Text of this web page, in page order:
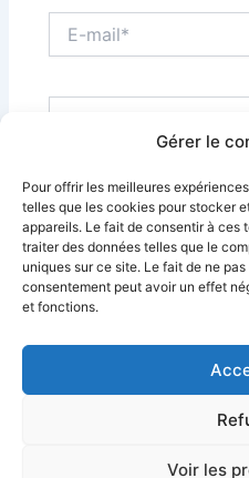
Gérer le
Pour offrir les meilleures
telles que les cookies pour stocker
appareils. Le fait de consentir à ces
traiter des données telles que le
uniques sur ce site. Le fait de ne
consentement peut avoir un effet
et fonctions.
Voir les
mail*
Réalisation Site